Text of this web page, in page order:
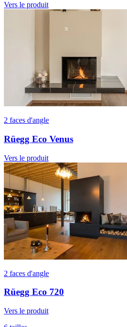
Vers le produit
2 faces d'angle
Rüegg Eco Venus
Vers le produit
2 faces d'angle
Rüegg Eco 720
Vers le produit